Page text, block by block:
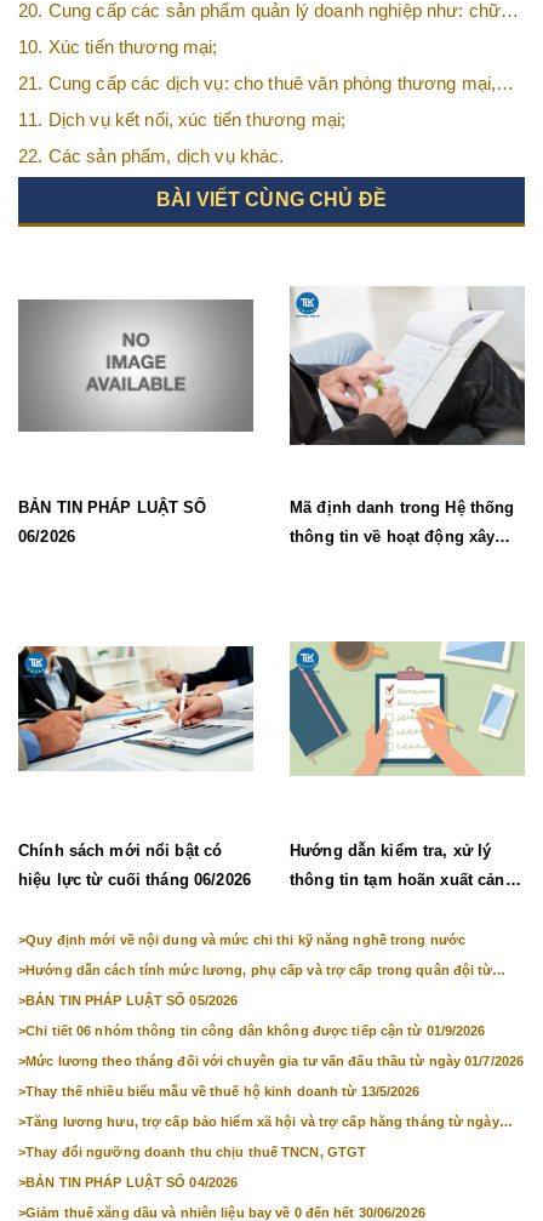
20. Cung cấp các sản phẩm quản lý doanh nghiệp như: chữ
ký số, hóa đơn điện tử, BHXH,…vv
10. Xúc tiến thương mại;
21. Cung cấp các dịch vụ: cho thuê văn phòng thương mại,
văn phòng ảo, văn phòng chia sẻ…vv
11. Dịch vụ kết nối, xúc tiến thương mại;
22. Các sản phẩm, dịch vụ khác.
BÀI VIẾT CÙNG CHỦ ĐỀ
BẢN TIN PHÁP LUẬT SỐ
06/2026
Mã định danh trong Hệ thống
thông tin về hoạt động xây
Chính sách mới nổi bật có
hiệu lực từ cuối tháng 06/2026
Hướng dẫn kiểm tra, xử lý
thông tin tạm hoãn xuất cảnh,
>Quy định mới về nội dung và mức chi thi kỹ năng nghề trong nước
>Hướng dẫn cách tính mức lương, phụ cấp và trợ cấp trong quân đội từ
>BẢN TIN PHÁP LUẬT SỐ 05/2026
>Chi tiết 06 nhóm thông tin công dân không được tiếp cận từ 01/9/2026
>Mức lương theo tháng đối với chuyên gia tư vấn đấu thầu từ ngày 01/7/2026
>Thay thế nhiều biểu mẫu về thuế hộ kinh doanh từ 13/5/2026
>Tăng lương hưu, trợ cấp bảo hiểm xã hội và trợ cấp hằng tháng từ ngày
>Thay đổi ngưỡng doanh thu chịu thuế TNCN, GTGT
>BẢN TIN PHÁP LUẬT SỐ 04/2026
>Giảm thuế xăng dầu và nhiên liệu bay về 0 đến hết 30/06/2026